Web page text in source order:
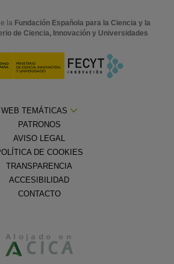
la Fundación Española para la Ciencia y la
de Ciencia, Innovación y Universidades
WEB TEMÁTICAS
PATRONOS
AVISO LEGAL
DE COOKIES
TRANSPARENCIA
ACCESIBILIDAD
CONTACTO